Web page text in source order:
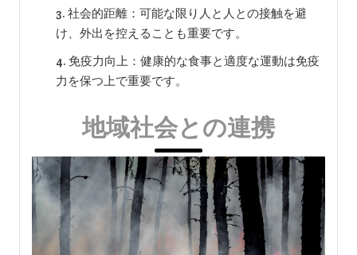
社会的距離：可能な限り人と人との接触を避
け、外出を控えることも重要です。
免疫力向上：健康的な食事と適度な運動は免疫
力を保つ上で重要です。
地域社会との連携